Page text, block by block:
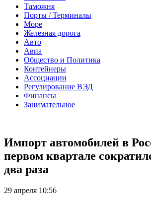
Таможня
Порты / Терминалы
Море
Железная дорога
Авто
Авиа
Общество и Политика
Контейнеры
Ассоциации
Регулирование ВЭД
Финансы
Занимательное
Импорт автомобилей в
первом квартале
два раза
29 апреля 10:56